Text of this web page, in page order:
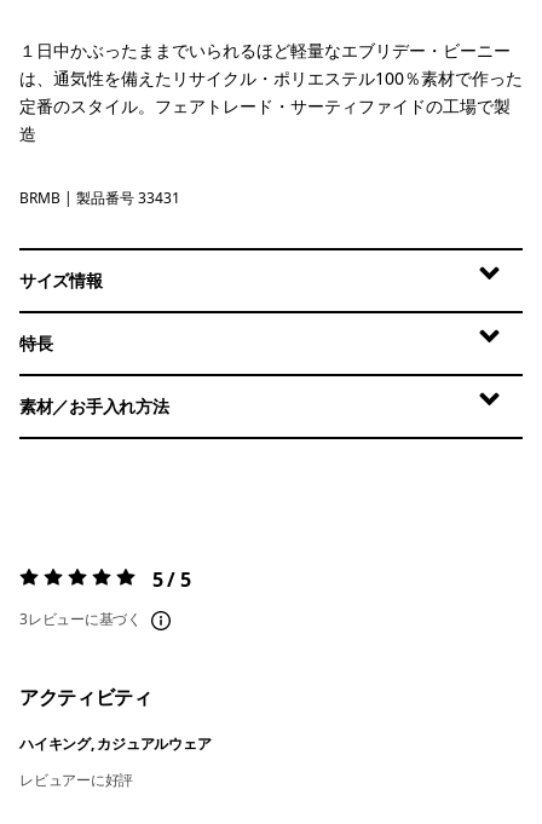
１日中かぶったままでいられるほど軽量なエブリデー・ビーニー
は、通気性を備えたリサイクル・ポリエステル100％素材で作った
定番のスタイル。フェアトレード・サーティファイドの工場で製
造
Berm Brown
BRMB | 製品番号 33431
サイズ情報
特長
素材／お手入れ方法
評価:5 / 5 5 / 5
3レビューに基づく
アクティビティ
ハイキング, カジュアルウェア
レビュアーに好評